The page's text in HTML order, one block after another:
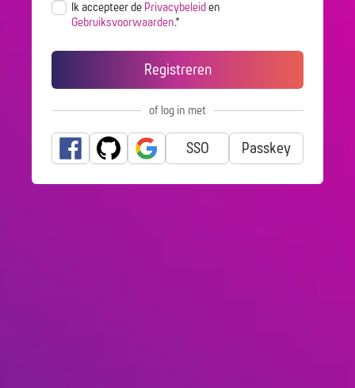
Ik accepteer de Privacybeleiden
Gebruiksvoorwaarden.*
of log in met
SSO Passkey